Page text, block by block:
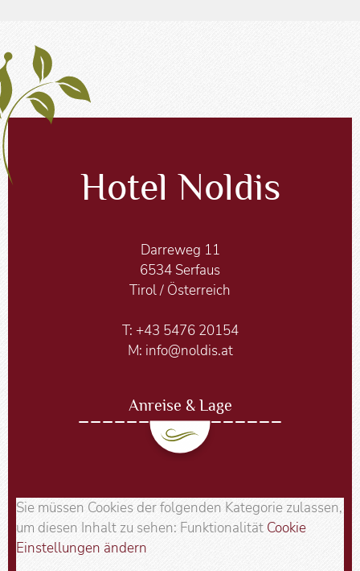
Hotel Noldis
Darreweg 11
6534 Serfaus
Tirol / Österreich
T: +43 5476 20154
M: info@noldis.at
Anreise & Lage
Sie müssen Cookies der folgenden Kategorie zulassen,
um diesen Inhalt zu sehen: Funktionalität Cookie
Einstellungen ändern